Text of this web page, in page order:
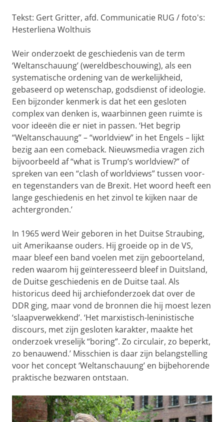
Tekst: Gert Gritter, afd. Communicatie RUG / foto's:
Hesterliena Wolthuis
Weir onderzoekt de geschiedenis van de term
‘Weltanschauung’ (wereldbeschouwing), als een
systematische ordening van de werkelijkheid,
gebaseerd op wetenschap, godsdienst of ideologie.
Een bijzonder kenmerk is dat het een gesloten
complex van denken is, waarbinnen geen ruimte is
voor ideeën die er niet in passen. ‘Het begrip
“Weltanschauung” – “worldview” in het Engels – lijkt
bezig aan een comeback. Nieuwsmedia vragen zich
bijvoorbeeld af “what is Trump’s worldview?” of
spreken van een “clash of worldviews” tussen voor-
en tegenstanders van de Brexit. Het woord heeft een
lange geschiedenis en het zinvol te kijken naar de
achtergronden.’
In 1965 werd Weir geboren in het Duitse Straubing,
uit Amerikaanse ouders. Hij groeide op in de VS,
maar bleef een band voelen met zijn geboorteland,
reden waarom hij geïnteresseerd bleef in Duitsland,
de Duitse geschiedenis en de Duitse taal. Als
historicus deed hij archiefonderzoek dat over de
DDR ging, maar vond de bronnen die hij moest lezen
‘slaapverwekkend’. ‘Het marxistisch-leninistische
discours, met zijn gesloten karakter, maakte het
onderzoek vreselijk “boring”. Zo circulair, zo beperkt,
zo benauwend.’ Misschien is daar zijn belangstelling
voor het concept ‘Weltanschauung’ en bijbehorende
praktische bezwaren ontstaan.